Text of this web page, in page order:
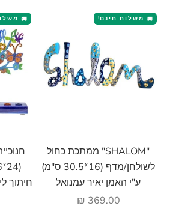
🚚 משלוח חינם!
הוסף לעגלה"SHALOM" ממתכת כחול
לשולחן/מדף (16*30.5 ס"מ)
ע"י האמן יאיר עמנואל
מחיר מבצע
369.00 ₪
🚚
חיתוך